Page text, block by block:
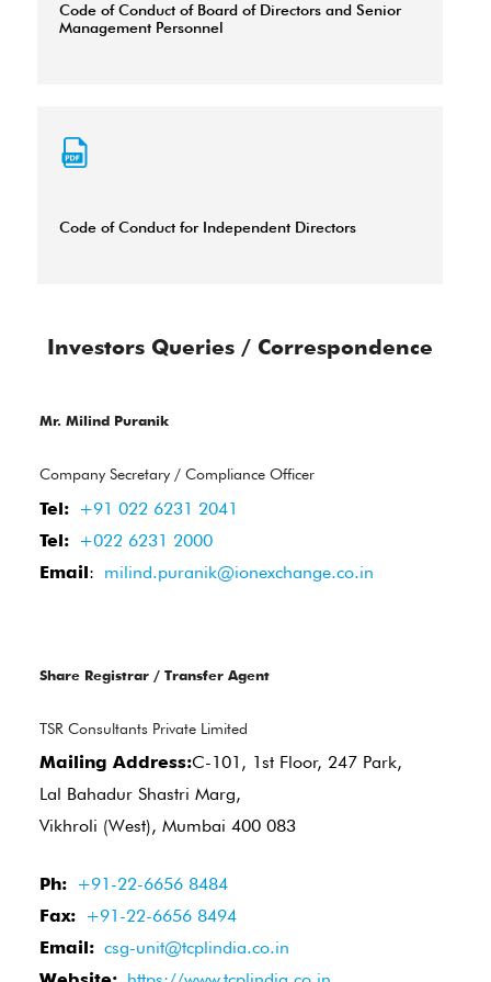
Code of Conduct of Board of Directors and Senior
Management Personnel
Code of Conduct for Independent Directors
Investors Queries / Correspondence
Mr. Milind Puranik
Company Secretary / Compliance Officer
Tel: +91 022 6231 2041
Tel: +022 6231 2000
Email: milind.puranik@ionexchange.co.in
Share Registrar / Transfer Agent
TSR Consultants Private Limited
Mailing Address:C-101, 1st Floor, 247 Park,
Lal Bahadur Shastri Marg,
Vikhroli (West), Mumbai 400 083
Ph: +91-22-6656 8484
Fax: +91-22-6656 8494
Email: csg-unit@tcplindia.co.in